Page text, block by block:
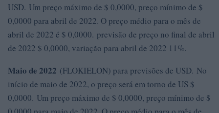
USD. Um preço máximo de $ 0,0000, preço mínimo de $
0,0000 para abril de 2022. O preço médio para o mês de
abril de 2022 é $ 0,0000. previsão de preço no final de abril
de 2022 $ 0,0000, variação para abril de 2022 11%.
Maio de 2022 (FLOKIELON) para previsões de USD. No
início de maio de 2022, o preço será em torno de US $
0,0000. Um preço máximo de $ 0,0000, preço mínimo de $